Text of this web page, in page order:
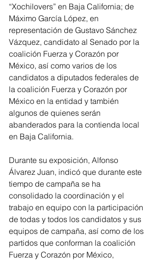
“Xochilovers” en Baja California; de
Máximo García López, en
representación de Gustavo Sánchez
Vázquez, candidato al Senado por la
coalición Fuerza y Corazón por
México, así como varios de los
candidatos a diputados federales de
la coalición Fuerza y Corazón por
México en la entidad y también
algunos de quienes serán
abanderados para la contienda local
en Baja California.
Durante su exposición, Alfonso
Álvarez Juan, indicó que durante este
tiempo de campaña se ha
consolidado la coordinación y el
trabajo en equipo con la participación
de todas y todos los candidatos y sus
equipos de campaña, así como de los
partidos que conforman la coalición
Fuerza y Corazón por México,